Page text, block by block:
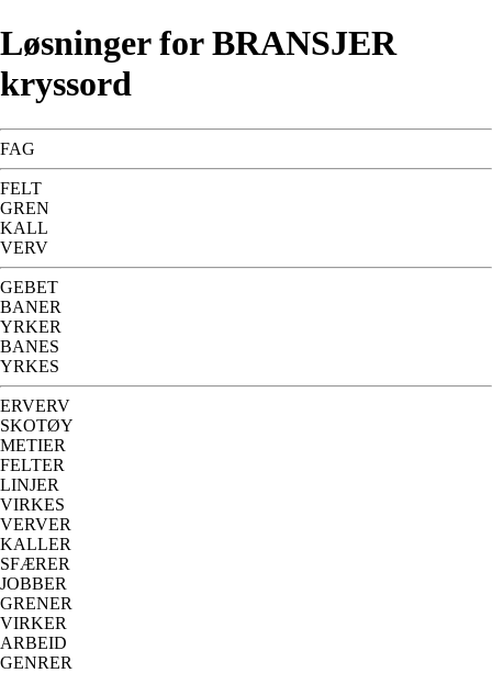
Løsninger for BRANSJER
kryssord
FAG
FELT
GREN
KALL
VERV
GEBET
BANER
YRKER
BANES
YRKES
ERVERV
SKOTØY
METIER
FELTER
LINJER
VIRKES
VERVER
KALLER
SFÆRER
JOBBER
GRENER
VIRKER
ARBEID
GENRER